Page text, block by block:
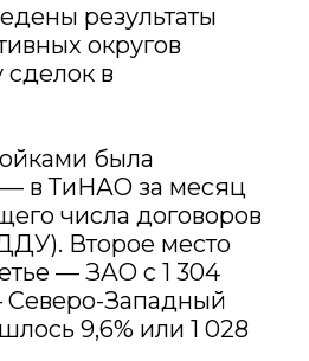
результаты
округов
сделок в
была
в ТиНАО за месяц
числа договоров
ДДУ). Второе место
— ЗАО с 1 304
Северо-Западный
9,6% или 1 028